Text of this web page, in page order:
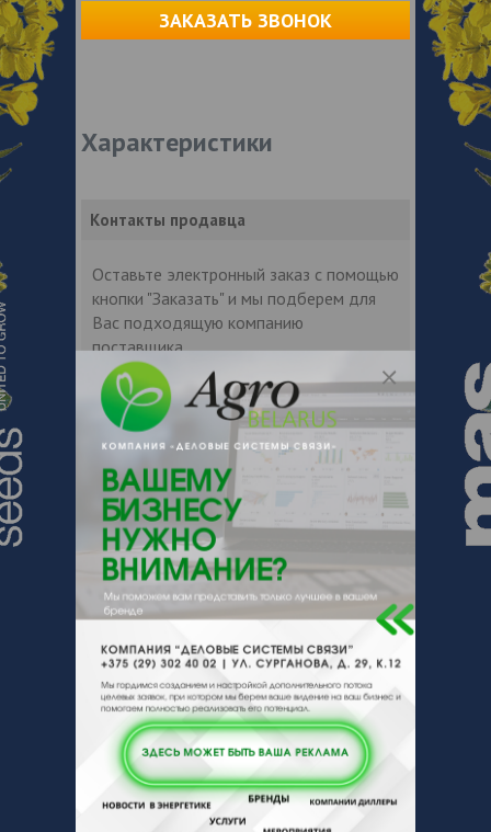
ЗАКАЗАТЬ ЗВОНОК
Характеристики
Контакты продавца
Оставьте электронный заказ с помощью
кнопки "Заказать" и мы подберем для
Вас подходящую компанию
поставщика.